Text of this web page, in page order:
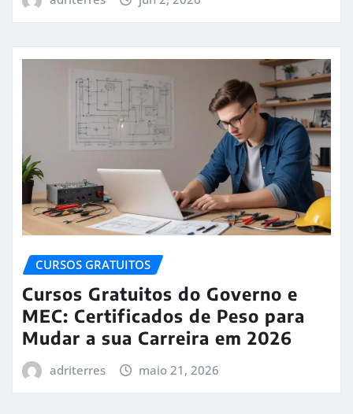
CURSOS GRATUITOS
Cursos Gratuitos do Governo e
MEC: Certificados de Peso para
Mudar a sua Carreira em 2026
adriterres maio 21, 2026